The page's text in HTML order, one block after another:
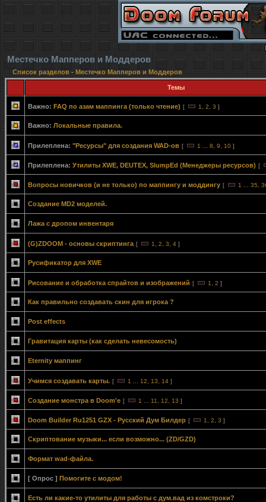
Местечко Мапперов и Моддеров
Список разделов - Местечко Мапперов и Моддеров
Темы
Важно: FAQ по азам маппинга (только чтение) [ 1 2 3 ]
Важно: Локальные правила.
Прилеплена: "Ресурсы" для создания WAD-ов [ 1 8 9 10 ]
Прилеплена: Утилиты XWE, DEUTEX, SlumpEd (Менеджеры ресурсов) [
Вопросы новичков (и не только) по маппингу и моддингу [ 1 35
Создание MD2 моделей.
Лажа с дропом инвентаря
(G)ZDOOM - основы скриптинга [ 1 2 3 4 ]
Русификатор для XWE
Рисование и обработка спрайтов и изображений [ 1 2 ]
Как правильно создавать скин для игрока ?
Post effects
Гравитация карты (как сделать невесомость)
Eternity маппинг
Учимся создавать карты. [ 1 12 13 14 ]
Создание монстра в Doom'e [ 1 11 12 13 ]
Doom Builder Ru1251 GZX - Русский Дум Билдер [ 1 2 3 ]
Скриптование музыки... если возможно... (ZD/GZD)
Формат wad-файла.
[ Опрос ] Помогите с модом!
Есть ли какие-то утилиты для работы с дум.вад из комстроки?